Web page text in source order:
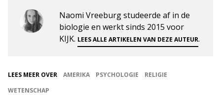
Naomi Vreeburg studeerde af in de
biologie en werkt sinds 2015 voor
KIJK. LEES ALLE ARTIKELEN VAN DEZE AUTEUR.
LEES MEER OVER AMERIKA PSYCHOLOGIE
RELIGIE
WETENSCHAP